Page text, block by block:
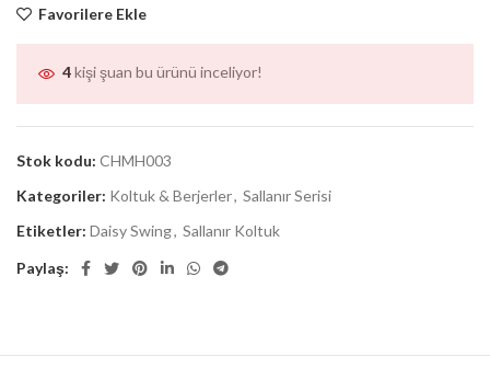
Favorilere Ekle
4kişi şuan bu ürünü inceliyor!
Stok kodu: CHMH003
Kategoriler: Koltuk & Berjerler, Sallanır Serisi
Etiketler: Daisy Swing, Sallanır Koltuk
Paylaş: